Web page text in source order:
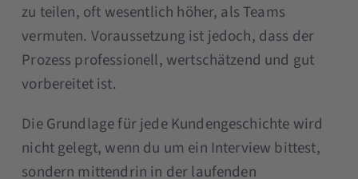
zu teilen, oft wesentlich höher, als Teams
vermuten. Voraussetzung ist jedoch, dass der
Prozess professionell, wertschätzend und gut
vorbereitet ist.
Die Grundlage für jede Kundengeschichte wird
nicht gelegt, wenn du um ein Interview bittest,
sondern mittendrin in der laufenden